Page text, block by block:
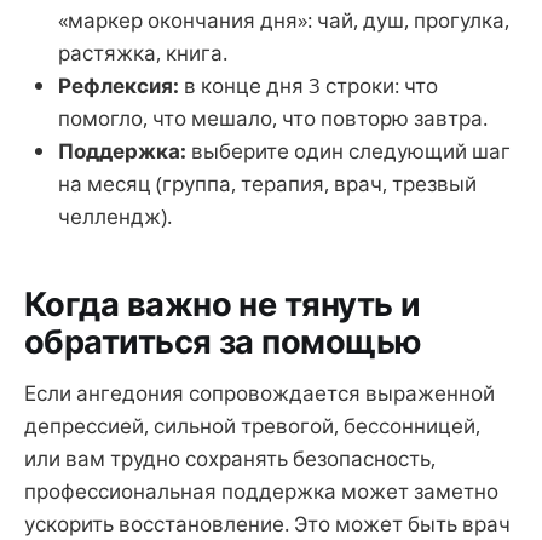
«маркер окончания дня»: чай, душ, прогулка,
растяжка, книга.
Рефлексия: в конце дня 3 строки: что
помогло, что мешало, что повторю завтра.
Поддержка: выберите один следующий шаг
на месяц (группа, терапия, врач, трезвый
челлендж).
Когда важно не тянуть и
обратиться за помощью
Если ангедония сопровождается выраженной
депрессией, сильной тревогой, бессонницей,
или вам трудно сохранять безопасность,
профессиональная поддержка может заметно
ускорить восстановление. Это может быть врач